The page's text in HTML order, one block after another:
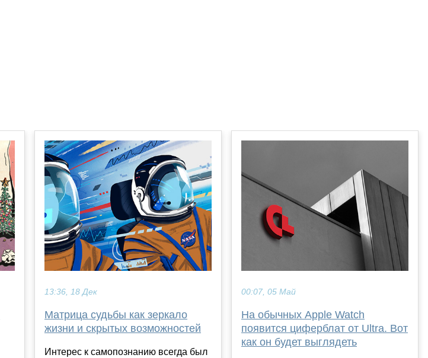
13:36, 18 Дек
Матрица судьбы как зеркало
жизни и скрытых возможностей
Интерес к самопознанию всегда был
00:07, 05 Май
На обычных Apple Watch
появится циферблат от Ultra. Вот
как он будет выглядеть